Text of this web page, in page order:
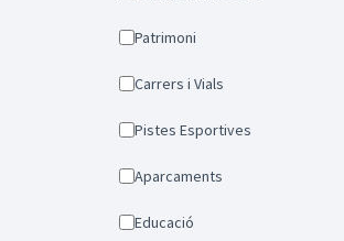
Patrimoni
Carrers i Vials
Pistes Esportives
Aparcaments
Educació